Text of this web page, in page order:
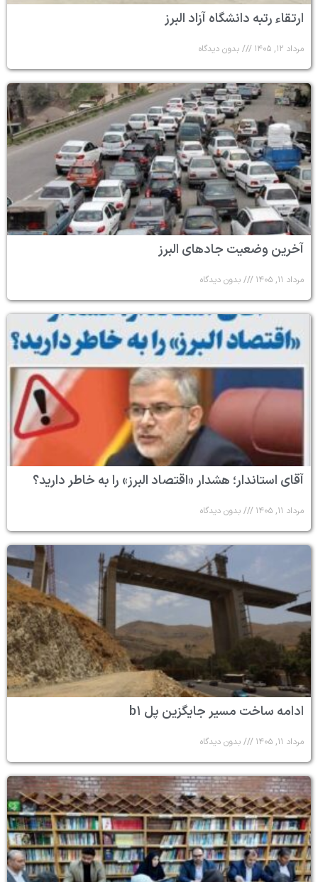
ارتقاء رتبه دانشگاه آزاد البرز
مرداد ۱۲, ۱۴۰۵ بدون دیدگاه
آخرین وضعیت جادهای البرز
مرداد ۱۱, ۱۴۰۵ بدون دیدگاه
آقای استاندار؛ هشدار «اقتصاد البرز» را به خاطر دارید؟
مرداد ۱۱, ۱۴۰۵ بدون دیدگاه
ادامه ساخت مسیر جایگزین پل b۱
مرداد ۱۱, ۱۴۰۵ بدون دیدگاه